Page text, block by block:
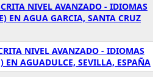
NIVEL AVANZADO - IDIOMAS
EN AGUA GARCIA, SANTA CRUZ
NIVEL AVANZADO - IDIOMAS
EN AGUADULCE, SEVILLA, ESPAÑA